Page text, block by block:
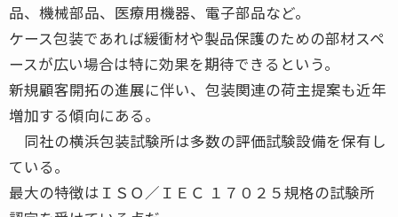
品、機械部品、医療用機器、電子部品など。
ケース包装であれば緩衝材や製品保護のための部材スペ
ースが広い場合は特に効果を期待できるという。
新規顧客開拓の進展に伴い、包装関連の荷主提案も近年
増加する傾向にある。
同社の横浜包装試験所は多数の評価試験設備を保有し
ている。
最大の特徴はＩＳＯ／ＩＥＣ １７０２５規格の試験所